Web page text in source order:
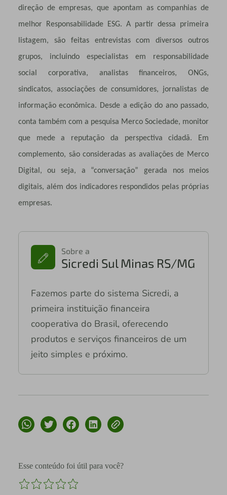
direção de empresas, que apontam as companhias de
melhor Responsabilidade ESG. A partir dessa primeira
listagem, são feitas entrevistas com diversos outros
grupos, incluindo especialistas em responsabilidade
social corporativa, analistas financeiros, ONGs,
sindicatos, associações de consumidores, jornalistas de
informação econômica. Desde a edição do ano passado,
conta também com a pesquisa Merco Sociedade, monitor
que mede a reputação da perspectiva cidadã. Em
complemento, são consideradas as avaliações de Merco
Digital, ou seja, a “conversação” gerada nos meios
digitais, além dos indicadores respondidos pelas próprias
empresas.
Sobre a
Sicredi Sul Minas RS/MG
Fazemos parte do sistema Sicredi, a
primeira instituição financeira
cooperativa do Brasil, oferecendo
produtos e serviços financeiros de um
jeito simples e próximo.
Esse conteúdo foi útil para você?